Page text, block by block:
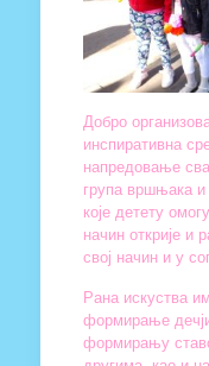
Добро
инспиративна
напредовање
група вршњака
које детету
начин открије и
свој начин и у
Рана искуства
формирање
формирању